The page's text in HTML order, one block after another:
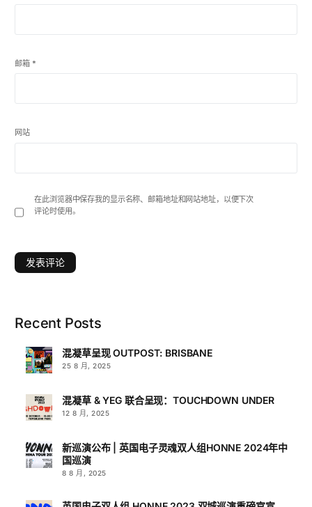
邮箱 *
网站
在此浏览器中保存我的显示名称、邮箱地址和网站地址，以便下次
评论时使用。
Recent Posts
混凝草呈现 OUTPOST: BRISBANE
25 8 月, 2025
混凝草 & YEG 联合呈现：TOUCHDOWN UNDER
12 8 月, 2025
新巡演公布 | 英国电子灵魂双人组HONNE 2024年中
国巡演
8 8 月, 2025